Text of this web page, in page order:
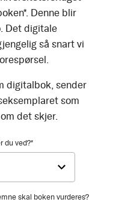
Denne blir
Det digitale
så snart vi
digitalbok, sender
som
det skjer.
du ved?*
skal boken vurderes?